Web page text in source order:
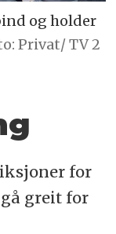
og holder
Privat/ TV 2
for
greit for